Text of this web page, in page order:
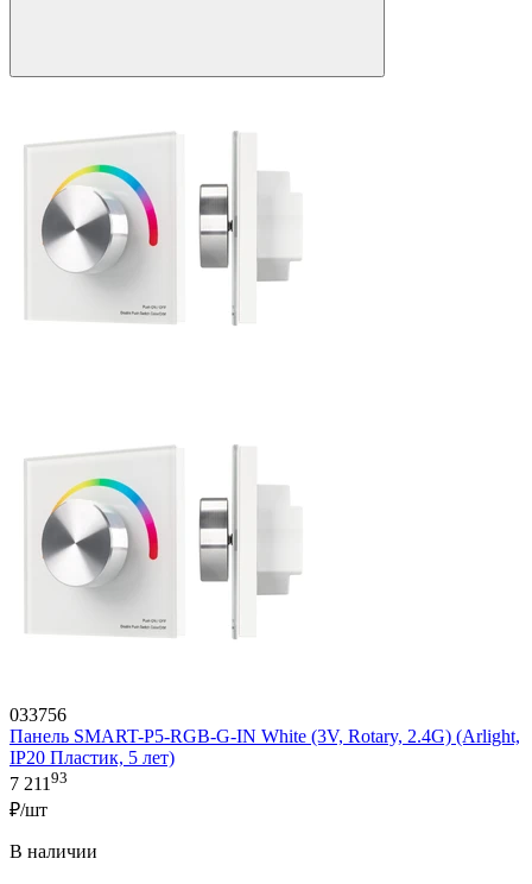
033756
Панель SMART-P5-RGB-G-IN White (3V, Rotary, 2.4G) (Arlight,
IP20 Пластик, 5 лет)
7 21193
₽/шт
В наличии